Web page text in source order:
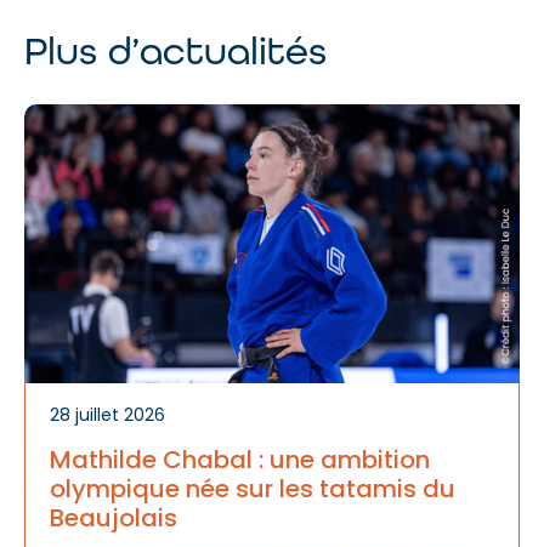
Plus d’actualités
28 juillet 2026
Mathilde Chabal : une ambition
olympique née sur les tatamis du
Beaujolais